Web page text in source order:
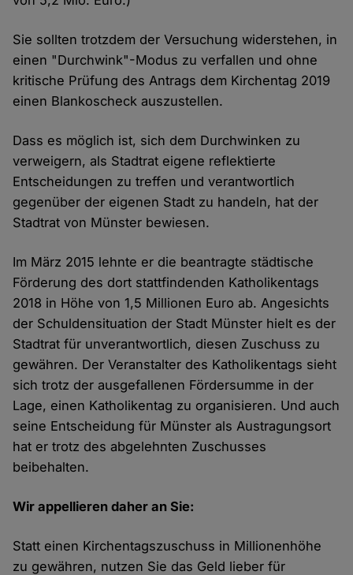
Sie sollten trotzdem der Versuchung widerstehen, in
einen "Durchwink"-Modus zu verfallen und ohne
kritische Prüfung des Antrags dem Kirchentag 2019
einen Blankoscheck auszustellen.
Dass es möglich ist, sich dem Durchwinken zu
verweigern, als Stadtrat eigene reflektierte
Entscheidungen zu treffen und verantwortlich
gegenüber der eigenen Stadt zu handeln, hat der
Stadtrat von Münster bewiesen.
Im März 2015 lehnte er die beantragte städtische
Förderung des dort stattfindenden Katholikentags
2018 in Höhe von 1,5 Millionen Euro ab. Angesichts
der Schuldensituation der Stadt Münster hielt es der
Stadtrat für unverantwortlich, diesen Zuschuss zu
gewähren. Der Veranstalter des Katholikentags sieht
sich trotz der ausgefallenen Fördersumme in der
Lage, einen Katholikentag zu organisieren. Und auch
seine Entscheidung für Münster als Austragungsort
hat er trotz des abgelehnten Zuschusses
beibehalten.
Wir appellieren daher an Sie:
Statt einen Kirchentagszuschuss in Millionenhöhe
zu gewähren, nutzen Sie das Geld lieber für
Cookies